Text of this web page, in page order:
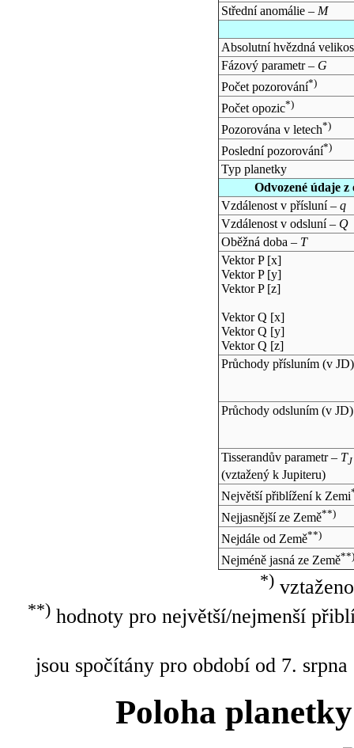
Střední anomálie – M
Absolutní hvězdná
Fázový parametr – G
Počet pozorování*)
Počet opozic*)
Pozorována v letech*)
Poslední pozorování*)
Typ planetky
Odvozené údaje
Vzdálenost v přísluní – q
Vzdálenost v odsluní – Q
Oběžná doba – T
Vektor P [x]
Vektor P [y]
Vektor P [z]
Vektor Q [x]
Vektor Q [y]
Vektor Q [z]
Průchody přísluním (v JD)
Průchody odsluním (v JD)
Tisserandův parametr – TJ
(vztažený k Jupiteru)
Největší přiblížení k Zemi
Nejjasnější ze Země**)
Nejdále od Země**)
Nejméně jasná ze Země**)
*)
**)hodnoty pro největší/nejmenší
jsou spočítány pro období od 7.
Poloha